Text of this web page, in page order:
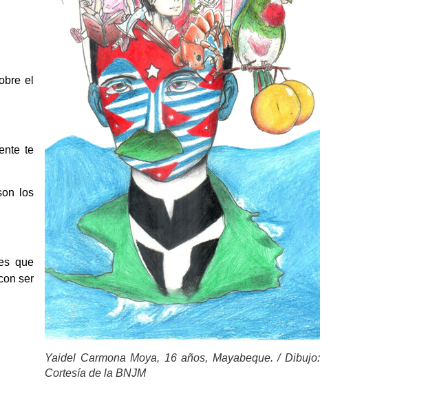
Yaidel Carmona Moya, 16 años, Mayabeque. / Dibujo:
Cortesía de la BNJM
el
te
los
que
ser